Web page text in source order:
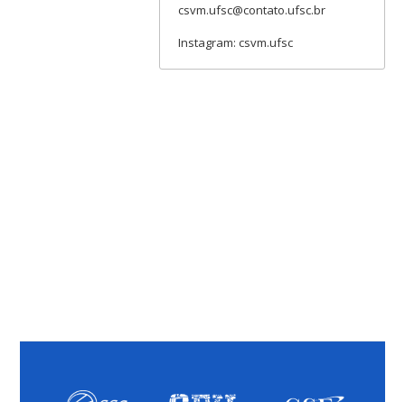
csvm.ufsc@contato.ufsc.br
Instagram: csvm.ufsc